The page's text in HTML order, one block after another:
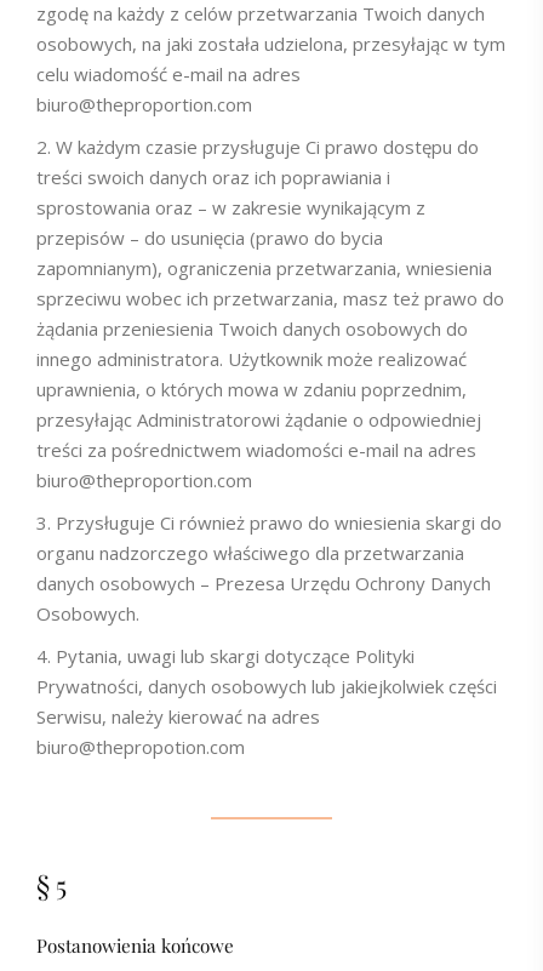
zgodę na każdy z celów przetwarzania Twoich danych
osobowych, na jaki została udzielona, przesyłając w tym
celu wiadomość e-mail na adres
biuro@theproportion.com
W każdym czasie przysługuje Ci prawo dostępu do
treści swoich danych oraz ich poprawiania i
sprostowania oraz – w zakresie wynikającym z
przepisów – do usunięcia (prawo do bycia
zapomnianym), ograniczenia przetwarzania, wniesienia
sprzeciwu wobec ich przetwarzania, masz też prawo do
żądania przeniesienia Twoich danych osobowych do
innego administratora. Użytkownik może realizować
uprawnienia, o których mowa w zdaniu poprzednim,
przesyłając Administratorowi żądanie o odpowiedniej
treści za pośrednictwem wiadomości e-mail na adres
biuro@theproportion.com
Przysługuje Ci również prawo do wniesienia skargi do
organu nadzorczego właściwego dla przetwarzania
danych osobowych – Prezesa Urzędu Ochrony Danych
Osobowych.
Pytania, uwagi lub skargi dotyczące Polityki
Prywatności, danych osobowych lub jakiejkolwiek części
Serwisu, należy kierować na adres
biuro@thepropotion.com
§ 5
Postanowienia końcowe